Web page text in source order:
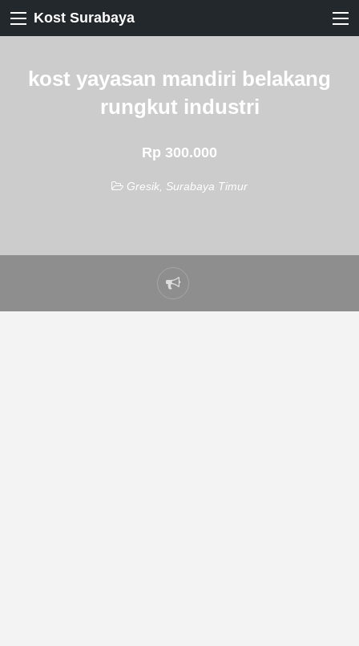
Kost Surabaya
kost yayasan mandiri belakang
rungkut industri
Rp 300.000
Gresik, Surabaya Timur
Laporkan
masalah